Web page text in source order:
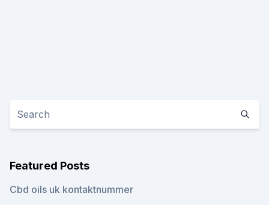
Featured Posts
Cbd oils uk kontaktnummer